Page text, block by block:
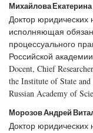
Михайлова
Доктор юридических
исполняющая
процессуального
Российской
Docent, Chief
the Institute of State
Russian Academy of
Морозов Андрей
Доктор